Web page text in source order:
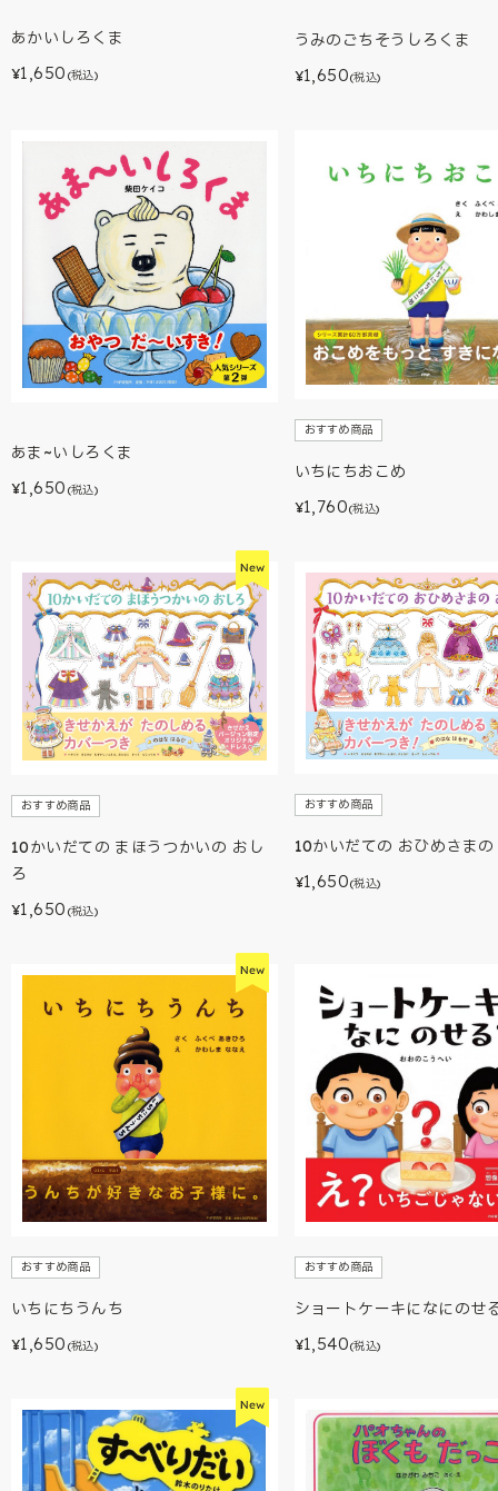
あかいしろくま
¥1,650 (税込)
うみのごちそうしろくま
¥1,650(税込)
あま~いしろくま
¥1,650 (税込)
おすすめ商品
いちにちおこめ
¥1,760(税込)
おすすめ商品
10かいだての まほうつかいの おし
ろ
¥1,650 (税込)
おすすめ商品
10かいだての おひめさま
¥1,650(税込)
おすすめ商品
いちにちうんち
¥1,650 (税込)
おすすめ商品
ショートケーキになにのせ
¥1,540(税込)